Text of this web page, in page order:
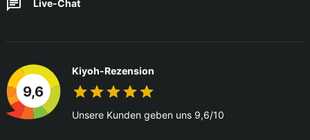
Live-Chat
9,6
Kiyoh-Rezension
Unsere Kunden geben uns 9,6/10